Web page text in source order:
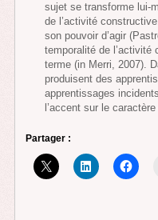
sujet se transforme lui-
de l’activité
son pouvoir d’agir
temporalité de
terme (in Merri, 2007).
produisent des
apprentissages
l’accent sur le
Partager :